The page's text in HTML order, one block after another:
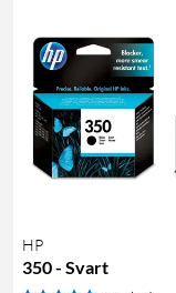
HP
350 - Svart